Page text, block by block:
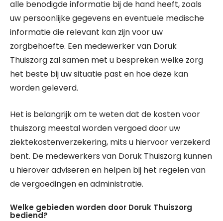
alle benodigde informatie bij de hand heeft, zoals
uw persoonlijke gegevens en eventuele medische
informatie die relevant kan zijn voor uw
zorgbehoefte. Een medewerker van Doruk
Thuiszorg zal samen met u bespreken welke zorg
het beste bij uw situatie past en hoe deze kan
worden geleverd.
Het is belangrijk om te weten dat de kosten voor
thuiszorg meestal worden vergoed door uw
ziektekostenverzekering, mits u hiervoor verzekerd
bent. De medewerkers van Doruk Thuiszorg kunnen
u hierover adviseren en helpen bij het regelen van
de vergoedingen en administratie.
Welke gebieden worden door Doruk Thuiszorg
bediend?